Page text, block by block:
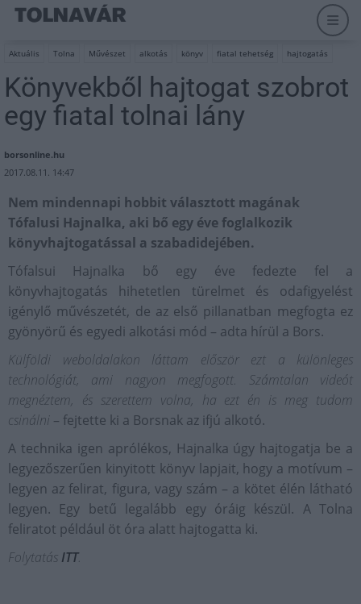
Aktuális Tolna Művészet alkotás könyv fiatal tehetség hajtogatás
Könyvekből hajtogat szobrot
egy fiatal tolnai lány
borsonline.hu
2017.08.11. 14:47
Nem mindennapi hobbit választott magának
Tófalusi Hajnalka, aki bő egy éve foglalkozik
könyvhajtogatással a szabadidejében.
Tófalsui Hajnalka bő egy éve fedezte fel a
könyvhajtogatás hihetetlen türelmet és odafigyelést
igénylő művészetét, de az első pillanatban megfogta ez
gyönyörű és egyedi alkotási mód – adta hírül a Bors.
Külföldi weboldalakon láttam először ezt a különleges
technológiát, ami nagyon megfogott. Számtalan videót
megnéztem, és szerettem volna, ha ezt én is meg tudom
csinálni – fejtette ki a Borsnak az ifjú alkotó.
A technika igen aprólékos, Hajnalka úgy hajtogatja be a
legyezőszerűen kinyitott könyv lapjait, hogy a motívum –
legyen az felirat, figura, vagy szám – a kötet élén látható
legyen. Egy betű legalább egy óráig készül. A Tolna
feliratot például öt óra alatt hajtogatta ki.
Folytatás ITT.